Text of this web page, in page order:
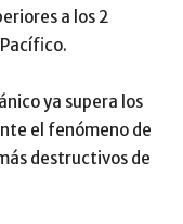
a los 2
ya supera los
el fenómeno de
destructivos de